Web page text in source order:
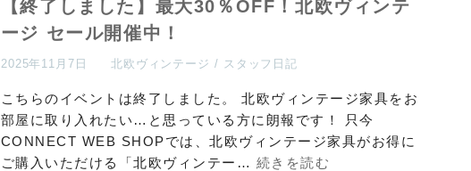
【終了しました】最大30％OFF！北欧ヴィンテ
ージ セール開催中！
2025年11月7日 北欧ヴィンテージ スタッフ日記
こちらのイベントは終了しました。 北欧ヴィンテージ家具をお
部屋に取り入れたい…と思っている方に朗報です！ 只今
CONNECT WEB SHOPでは、北欧ヴィンテージ家具がお得に
ご購入いただける「北欧ヴィンテー… 続きを読む